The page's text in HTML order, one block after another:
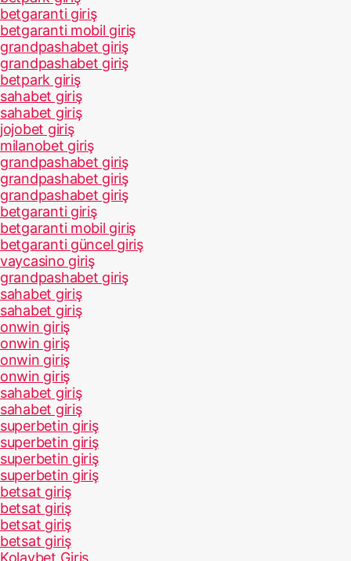
betgaranti giriş
betgaranti mobil giriş
grandpashabet giriş
grandpashabet giriş
betpark giriş
sahabet giriş
sahabet giriş
jojobet giriş
milanobet giriş
grandpashabet giriş
grandpashabet giriş
grandpashabet giriş
betgaranti giriş
betgaranti mobil giriş
betgaranti güncel giriş
vaycasino giriş
grandpashabet giriş
sahabet giriş
sahabet giriş
onwin giriş
onwin giriş
onwin giriş
onwin giriş
sahabet giriş
sahabet giriş
superbetin giriş
superbetin giriş
superbetin giriş
superbetin giriş
betsat giriş
betsat giriş
betsat giriş
betsat giriş
Kolaybet Giriş